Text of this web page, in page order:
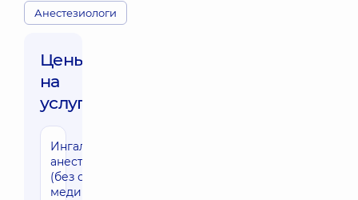
Анестезиологи
Цены
на
услуги:
Ингаляционная
анестезия 1 час
(без стоимости
медикаментов)